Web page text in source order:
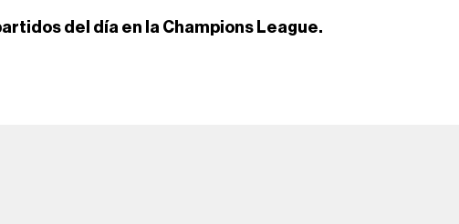
del día en la Champions League.